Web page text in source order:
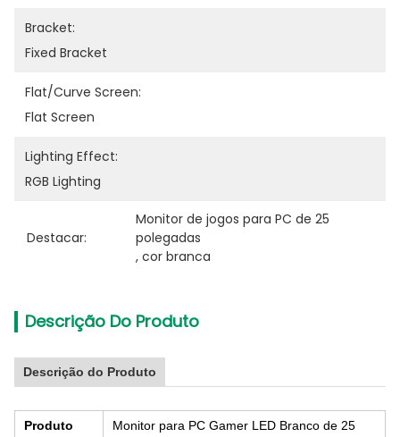
Bracket:
Fixed Bracket
Flat/Curve Screen:
Flat Screen
Lighting Effect:
RGB Lighting
Destacar:
Monitor de jogos para PC de 25
polegadas
, cor branca
Descrição Do Produto
Descrição do Produto
Produto
Monitor para PC Gamer LED Branco de 25